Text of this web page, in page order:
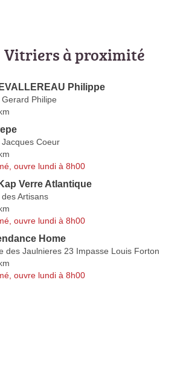
Vitriers à proximité
Philippe
Gerard Philipe
Jacques Coeur
ouvre lundi à 8h00
Verre Atlantique
des Artisans
ouvre lundi à 8h00
Home
des Jaulnieres 23 Impasse Louis Forton
ouvre lundi à 8h00